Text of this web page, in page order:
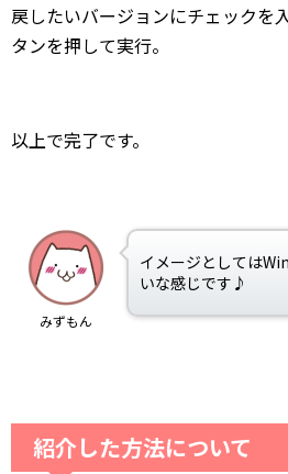
戻したいバージョンにチェックを
タンを押して実行。
以上で完了です。
みずもん
イメージとしては
いな感じです♪
紹介した方法について